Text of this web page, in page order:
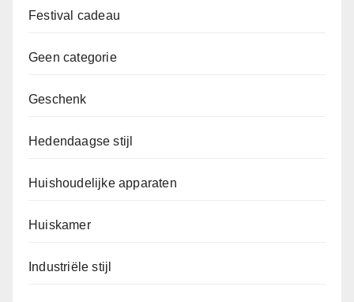
Festival cadeau
Geen categorie
Geschenk
Hedendaagse stijl
Huishoudelijke apparaten
Huiskamer
Industriële stijl